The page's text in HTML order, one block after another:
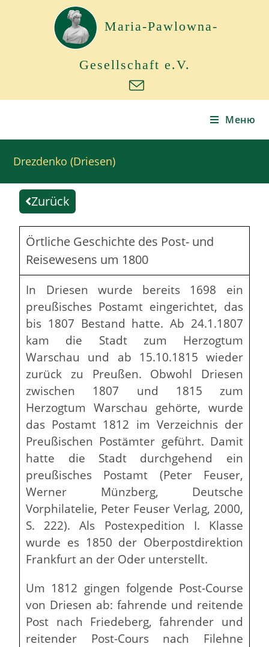
Maria-Pawlowna-
Gesellschaft e.V.
Меню
Drezdenko (Driesen)
Zurück
Örtliche Geschichte des Post- und
Reisewesens um 1800
In Driesen wurde bereits 1698 ein
preußisches Postamt eingerichtet, das
bis 1807 Bestand hatte. Ab 24.1.1807
kam die Stadt zum Herzogtum
Warschau und ab 15.10.1815 wieder
zurück zu Preußen. Obwohl Driesen
zwischen 1807 und 1815 zum
Herzogtum Warschau gehörte, wurde
das Postamt 1812 im Verzeichnis der
Preußischen Postämter geführt. Damit
hatte die Stadt durchgehend ein
preußisches Postamt (Peter Feuser,
Werner Münzberg, Deutsche
Vorphilatelie, Peter Feuser Verlag, 2000,
S. 222). Als Postexpedition I. Klasse
wurde es 1850 der Oberpostdirektion
Frankfurt an der Oder unterstellt.
Um 1812 gingen folgende Post-Course
von Driesen ab: fahrende und reitende
Post nach Friedeberg, fahrender und
reitender Post-Cours nach Filehne